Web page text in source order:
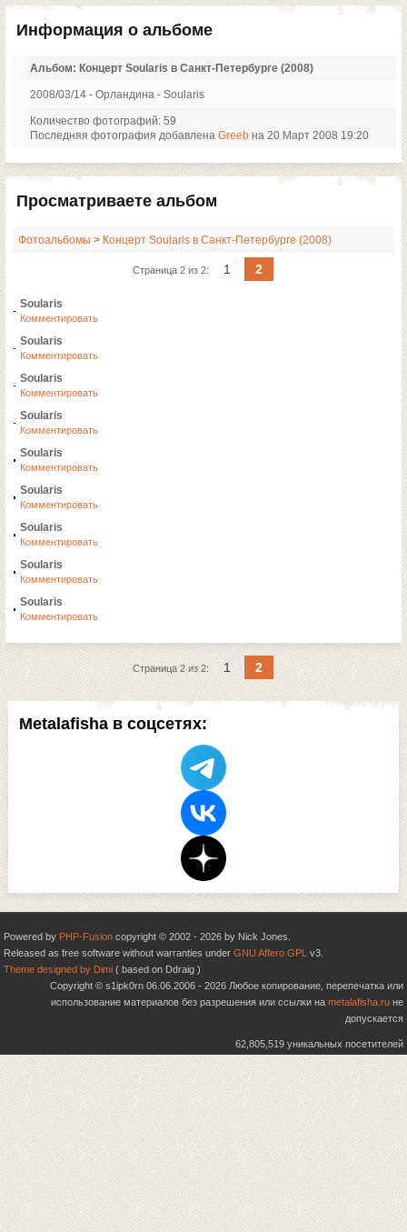
Metalafisha в соцсетях:
Информация о альбоме
Альбом: Концерт Soularis в Санкт-Петербурге (2008)
2008/03/14 - Орландина - Soularis
Количество фотографий: 59
Последняя фотография добавлена Greebна 20 Март 2008 19:20
Просматриваете альбом
Фотоальбомы > Концерт Soularis в Санкт-Петербурге (2008)
Страница 2 из 2: 1 2
Soularis
Комментировать
Soularis
Комментировать
Soularis
Комментировать
Soularis
Комментировать
Soularis
Комментировать
Soularis
Комментировать
Soularis
Комментировать
Soularis
Комментировать
Soularis
Комментировать
Страница 2 из 2: 1 2
Powered by PHP-Fusion copyright © 2002 - 2026 by Nick Jones.
Released as free software without warranties under GNU Affero GPL v3.
Theme designed by Dimi ( based on Ddraig )
Copyright © s1ipk0rn 06.06.2006 - 2026 Любое копирование, перепечатка или
использование материалов без разрешения или ссылки на metalafisha.ru не
допускается
62,805,519 уникальных посетителей